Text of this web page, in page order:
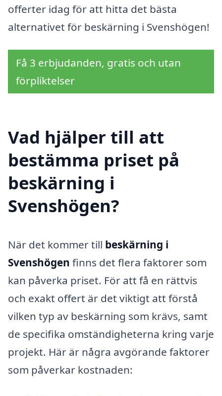
offerter idag för att hitta det bästa
alternativet för beskärning i Svenshögen!
Få 3 erbjudanden, gratis och utan
förpliktelser
Vad hjälper till att
bestämma priset på
beskärning i
Svenshögen?
När det kommer till beskärning i
Svenshögen finns det flera faktorer som
kan påverka priset. För att få en rättvis
och exakt offert är det viktigt att förstå
vilken typ av beskärning som krävs, samt
de specifika omständigheterna kring varje
projekt. Här är några avgörande faktorer
som påverkar kostnaden: